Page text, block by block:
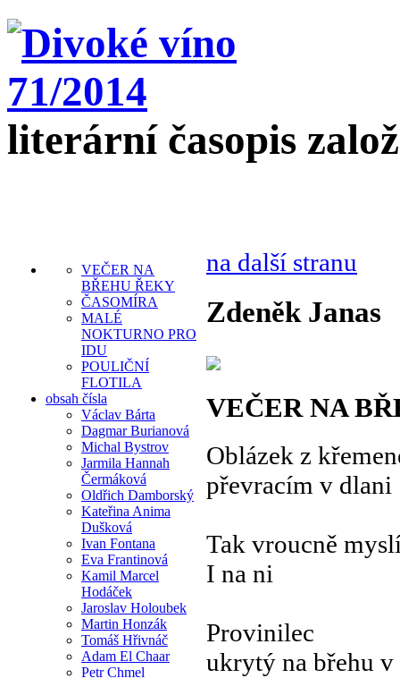
literární časopis
VEČER NA
BŘEHU ŘEKY
ČASOMÍRA
MALÉ
NOKTURNO PRO
IDU
POULIČNÍ
FLOTILA
obsah čísla
Václav Bárta
Dagmar Burianová
Michal Bystrov
Jarmila Hannah
Čermáková
Oldřich Damborský
Kateřina Anima
Dušková
Ivan Fontana
Eva Frantinová
Kamil Marcel
Hodáček
Jaroslav Holoubek
Martin Honzák
Tomáš Hřivnáč
Adam El Chaar
Petr Chmel
na další stranu
Zdeněk Janas
VEČER NA
Oblázek z
převracím v dlani
Tak vroucně
I na ni
Provinilec
ukrytý na břehu